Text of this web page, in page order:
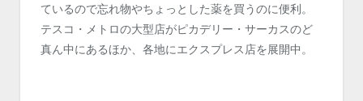
ているので忘れ物やちょっとした薬を買うのに便利。
テスコ・メトロの大型店がピカデリー・サーカスのど
真ん中にあるほか、各地にエクスプレス店を展開中。